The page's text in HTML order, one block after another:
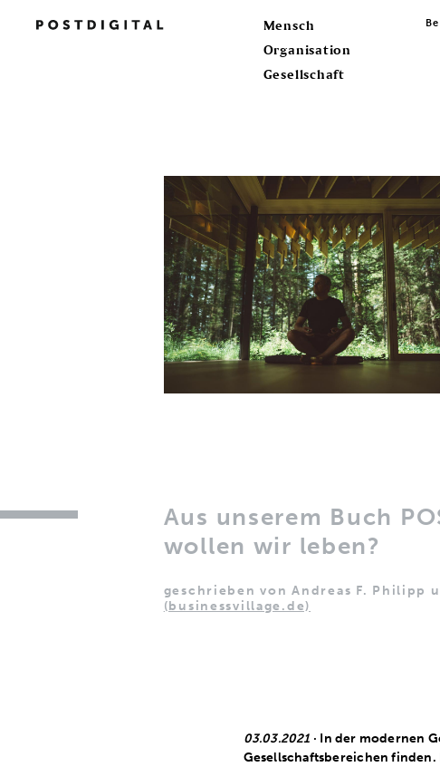
Mensch
Organisation
Gesellschaft
Aus unserem Buch
wollen wir leben?
geschrieben von Andreas F. Philipp
(businessvillage.de)
03.03.2021 · In der modernen
Gesellschaftsbereichen